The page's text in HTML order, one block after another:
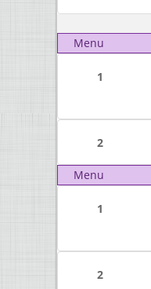
Menu
1
2
Menu
1
2